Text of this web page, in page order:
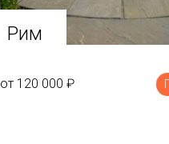
Рим
от 120 000 ₽